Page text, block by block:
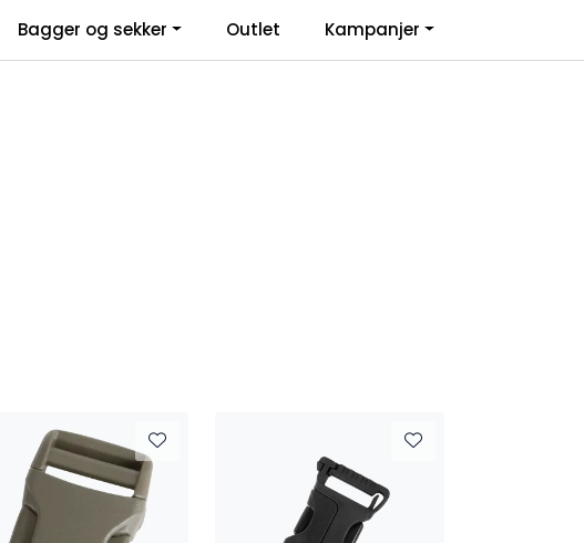
Infosenter Favoritter Logg inn
Bagger og sekker Outlet Kampanjer